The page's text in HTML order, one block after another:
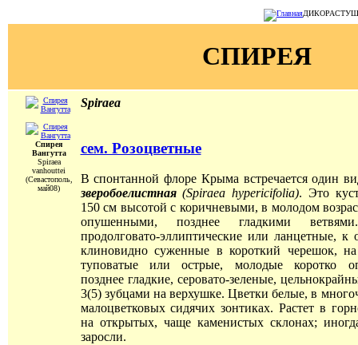
СПИРЕЯ
Спирея
Вангутта
Spiraea
vanhouttei
(Севастополь,
май08)
Spiraea
сем. Розоцветные
В спонтанной флоре Крыма встречается один
зверобоелистная(Spiraea hypericifolia). Это
150 см высотой с коричневыми, в молодом
опушенными, позднее гладкими
продолговато-эллиптические или ланцетные, к
клиновидно суженные в короткий черешок,
туповатые или острые, молодые коротко
позднее гладкие, серовато-зеленые,
3(5) зубцами на верхушке. Цветки белые, в
малоцветковых сидячих зонтиках. Растет в
на открытых, чаще каменистых склонах;
заросли.